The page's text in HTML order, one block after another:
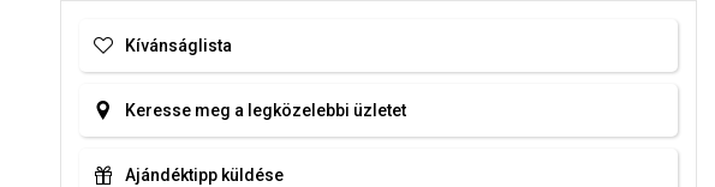
Kívánságlista
Keresse meg a legközelebbi üzletet
Ajándéktipp küldése